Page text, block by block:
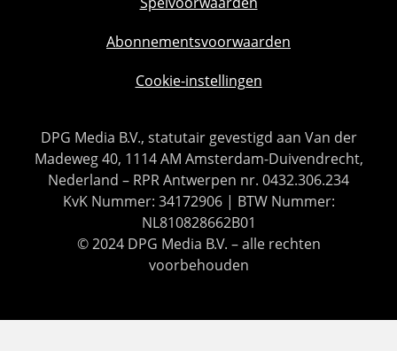
Abonnementsvoorwaarden
Cookie-instellingen
DPG Media B.V., statutair gevestigd aan Van der
Madeweg 40, 1114 AM Amsterdam-Duivendrecht,
Nederland – RPR Antwerpen nr. 0432.306.234
KvK Nummer: 34172906 | BTW Nummer:
NL810828662B01
© 2024 DPG Media B.V. – alle rechten
voorbehouden